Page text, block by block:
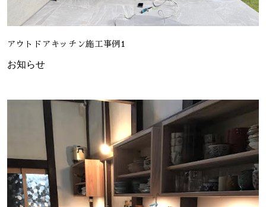
アウトドアキッチン施工事例1
お知らせ